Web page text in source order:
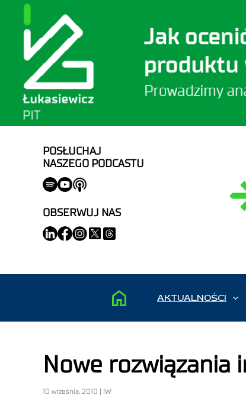
POSŁUCHAJ
NASZEGO PODCASTU
OBSERWUJ NAS
AKTUALNOŚCI
Nowe
10 września, 2010 | IW